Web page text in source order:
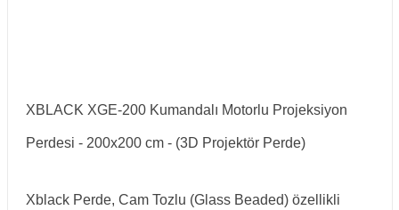
XBLACK XGE-200 Kumandalı Motorlu Projeksiyon
Perdesi - 200x200 cm - (3D Projektör Perde)
Xblack Perde, Cam Tozlu (Glass Beaded) özellikli